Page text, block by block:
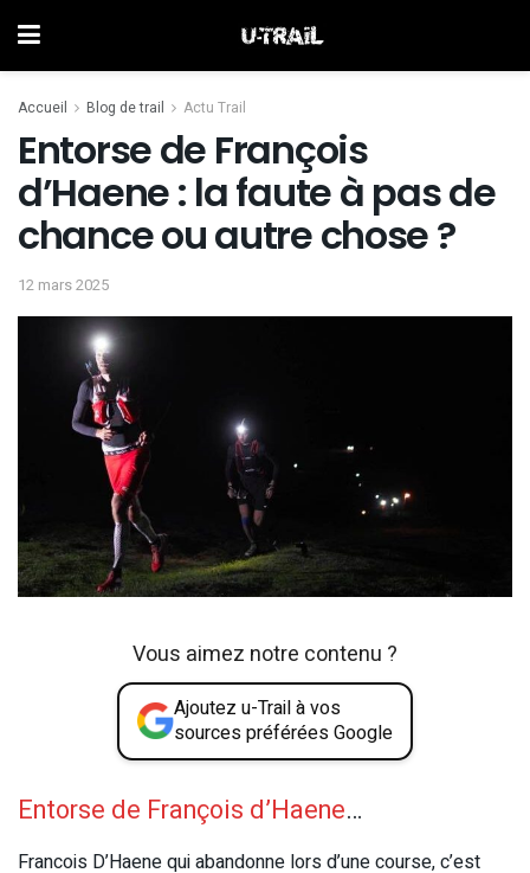
Accueil Blog de trail Actu Trail
Entorse de François
d’Haene : la faute à pas de
chance ou autre chose ?
12 mars 2025
Vous aimez notre contenu ?
Ajoutez u-Trail à vos
sources préférées Google
Entorse de François d’Haene…
Francois D’Haene qui abandonne lors d’une course, c’est